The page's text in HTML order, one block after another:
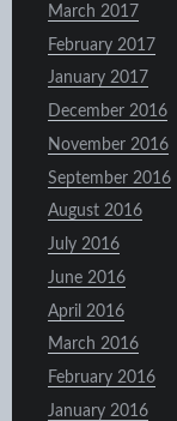
March 2017
February 2017
January 2017
December 2016
November 2016
September 2016
August 2016
July 2016
June 2016
April 2016
March 2016
February 2016
January 2016